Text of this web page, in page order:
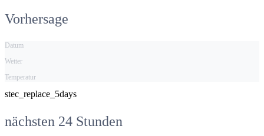
Vorhersage
Datum
Wetter
Temperatur
stec_replace_5days
nächsten 24 Stunden